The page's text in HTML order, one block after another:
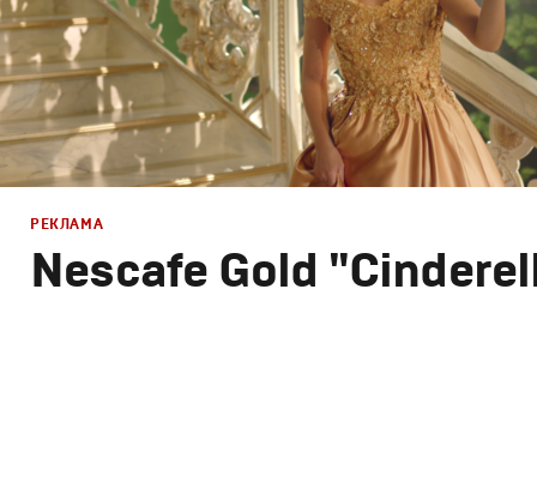
Nescafe Gold
РЕКЛАМА